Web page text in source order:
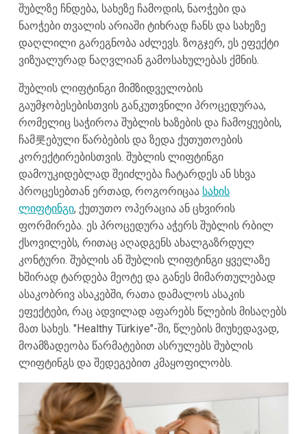
შუბლზე ჩნდება, სახეზე ჩამოდის, ნაოჭები და
ნაოჭები თვალის არიაში ტიხრად ჩანს და სახეზე
დაღლილი გარეგნობა აძლევს. ზოგჯერ, ეს ეფექტი
ვიზუალურად ნაღვლიან გამოსახულებას ქმნის.
შუბლის ლიფტინგი მიმზიდველობის
გაუმჯობესებისთვის განკუთვნილი პროცედურაა,
რომელიც საჭიროა შუბლის ხაზების და ჩამოყუების,
ჩამ롯ებული წარბების და ზედა ქუთუთოების
კორექტირებისთვის. შუბლის ლიფტინგი
დამოუკიდებლად შეიძლება ჩატარდეს ან სხვა
პროცესებთან ერთად, როგორიცაა სახის
ლიფტინგი, ქუთუთო ოპერაცია ან ცხვირის
ფორმირება. ეს პროცედურა აჭერს შუბლის რბილ
ქსოვილებს, რითაც აღადგენს ახალგაზრდულ
კონტური. შუბლის ან შუბლის ლიფტინგი ყველაზე
ხშირად ტარდება მეოტე და განეს მიმართულებად
ასაკობრივ ასაკებში, რათა დამალოს ასაკის
ეფექტები, რაც ადვილად აფარებს წლების მისაღებს
მათ სახეს. "Healthy Türkiye"-ში, წლების მიუხედავად,
მოამზადეობა წარმატებით ასრულებს შუბლის
ლიფტინგს და შედეგებით კმაყოფილობს.